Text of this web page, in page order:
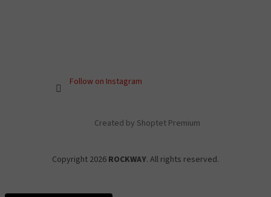
Follow on Instagram
Created by Shoptet Premium
Copyright 2026 ROCKWAY. All rights reserved.